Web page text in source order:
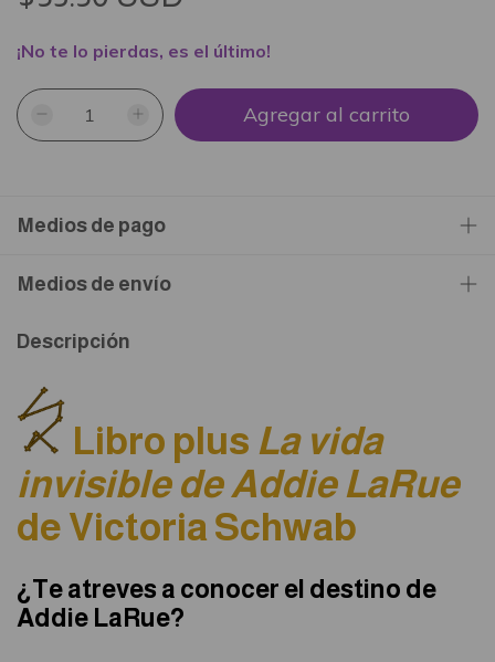
¡No te lo pierdas, es el último!
Medios de pago
Medios de envío
Descripción
Libro plus La vida
invisible de Addie LaRue
de Victoria Schwab
¿Te atreves a conocer el destino de
Addie LaRue?